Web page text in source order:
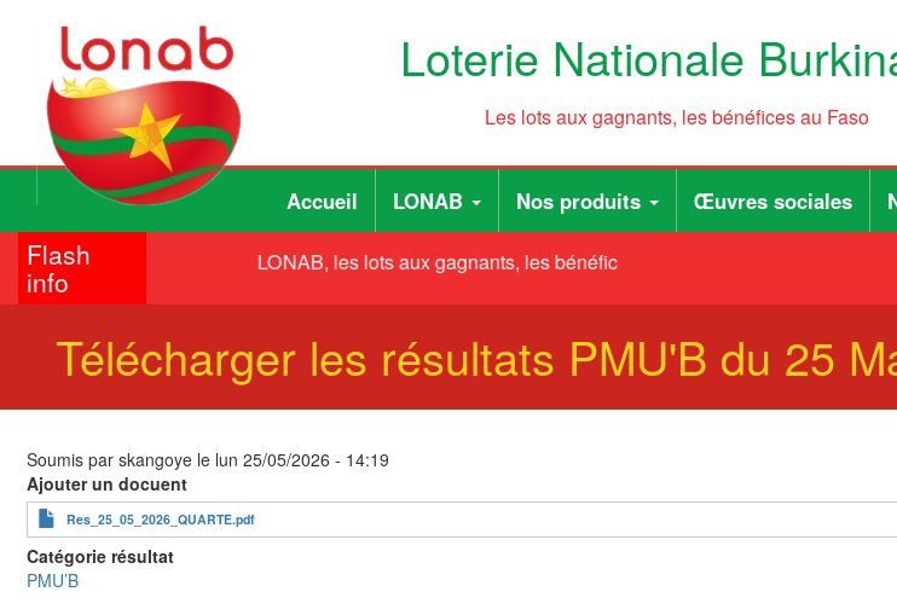
principal
Loterie Nationale
Les lots aux gagnants, les bénéfices au Faso
Main
navigation
Accueil LONAB Nos produits Œuvres sociales
User
account
menu
Flash
info
LONAB, les lots aux gagnants, les bénéfices au Faso
Télécharger les résultats PMU'B du 25
Soumis par skangoye le lun 25/05/2026 - 14:19
Ajouter un docuent
Res_25_05_2026_QUARTE.pdf
Catégorie résultat
PMU’B